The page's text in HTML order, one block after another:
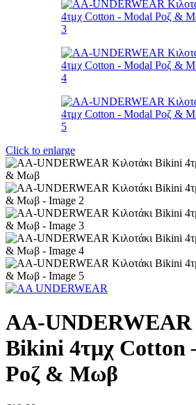
Click to enlarge
AA-UNDERWEAR
Bikini 4τμχ Cotton
Ροζ & Μωβ